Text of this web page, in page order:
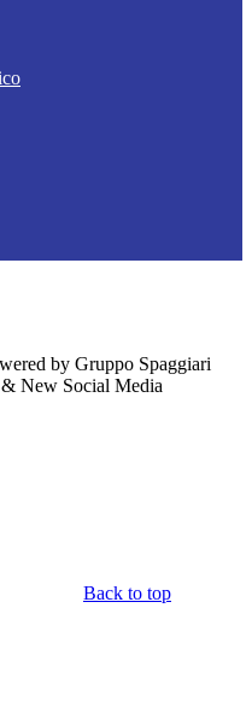
by Gruppo Spaggiari
New Social Media
Back to top